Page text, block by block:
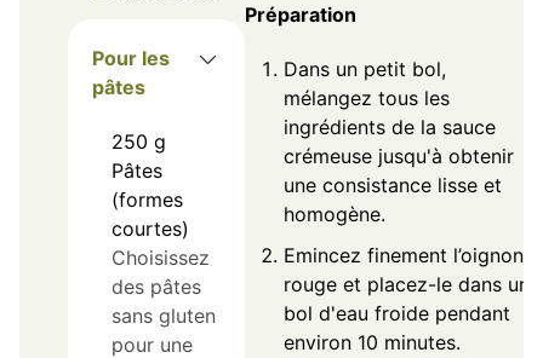
Pour les
pâtes
250 g
Pâtes
(formes
courtes)
Choisissez
des pâtes
sans gluten
pour une
Préparation
Dans un petit bol,
mélangez tous les
ingrédients de la sauce
crémeuse jusqu'à obtenir
une consistance lisse et
homogène.
Emincez finement l’oignon
rouge et placez-le dans un
bol d'eau froide pendant
environ 10 minutes.